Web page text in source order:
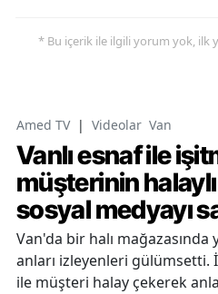
* Bu içerik ile ilgili yorum yok, ilk
Amed TV | Videolar Van
Vanlı esnaf ile
müşterinin halaylı
sosyal medyayı
Van'da bir halı mağazasında
anları izleyenleri
ile müşteri halay çekerek